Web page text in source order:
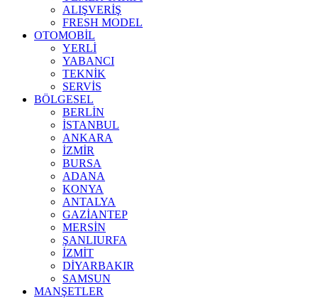
ALIŞVERİŞ
FRESH MODEL
OTOMOBİL
YERLİ
YABANCI
TEKNİK
SERVİS
BÖLGESEL
BERLİN
İSTANBUL
ANKARA
İZMİR
BURSA
ADANA
KONYA
ANTALYA
GAZİANTEP
MERSİN
ŞANLIURFA
İZMİT
DİYARBAKIR
SAMSUN
MANŞETLER